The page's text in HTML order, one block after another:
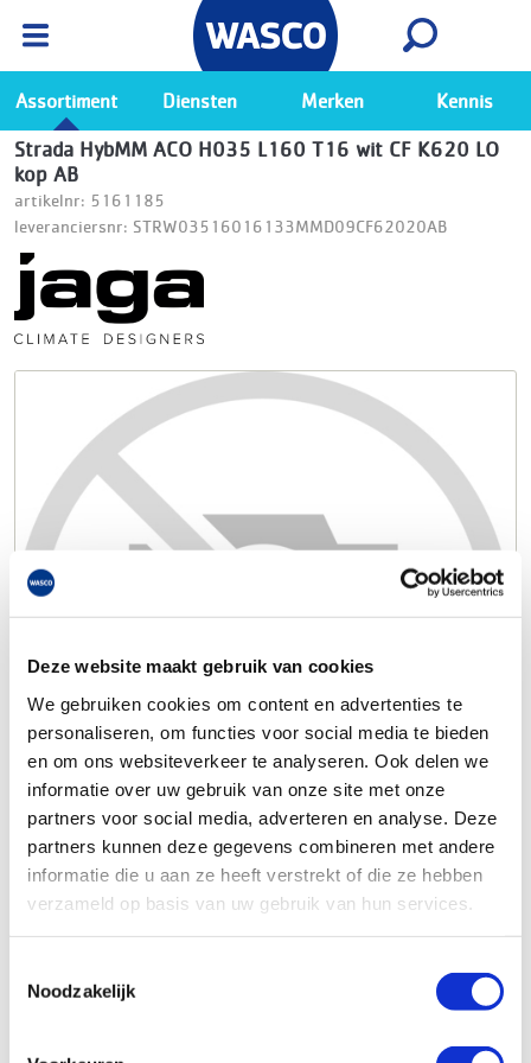
Deze website maakt gebruik van cookies
We gebruiken cookies om content en advertenties te
personaliseren, om functies voor social media te bieden
en om ons websiteverkeer te analyseren. Ook delen we
informatie over uw gebruik van onze site met onze
partners voor social media, adverteren en analyse. Deze
partners kunnen deze gegevens combineren met andere
informatie die u aan ze heeft verstrekt of die ze hebben
verzameld op basis van uw gebruik van hun services.
Noodzakelijk
Ga naar de Wasco app
Bekijk
Assortiment Diensten Merken Kennis
Strada HybMM ACO H035 L160 T16 wit CF K620 LO
kop AB
artikelnr: 5161185
leveranciersnr: STRW03516016133MMD09CF62020AB